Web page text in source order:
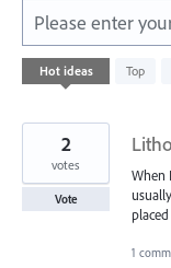
Please enter
Hot ideas Top
4780
results
When
2
votes
Vote
1